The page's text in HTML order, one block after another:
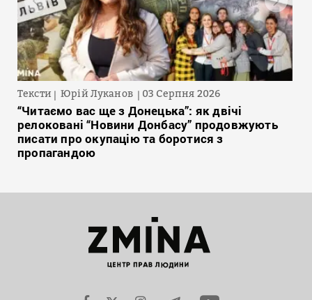
Тексти Юрій Луканов 03 Серпня 2026
“Читаємо вас ще з Донецька”: як двічі
релоковані “Новини Донбасу” продовжують
писати про окупацію та боротися з
пропагандою